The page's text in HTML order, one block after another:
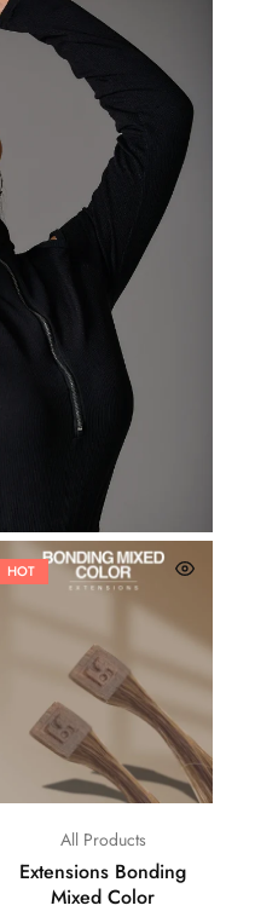
27,83
HOT
All Products
Extensions Bonding
Mixed Color